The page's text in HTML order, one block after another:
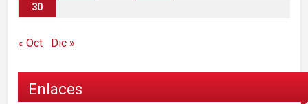
30
« Oct Dic »
Enlaces